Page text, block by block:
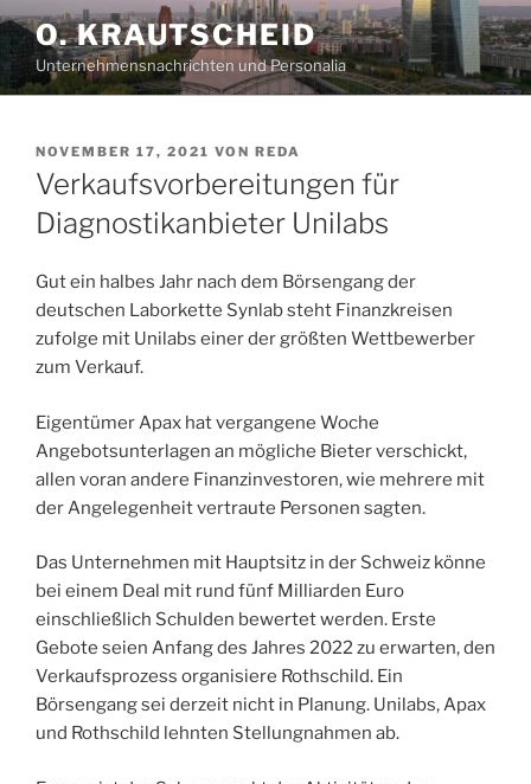
Zum
Inhalt
springen
O. KRAUTSCHEID
Unternehmensnachrichten und Personalia
VERÖFFENTLICHT
AM
NOVEMBER 17, 2021 VON REDA
Verkaufsvorbereitungen für
Diagnostikanbieter Unilabs
Gut ein halbes Jahr nach dem Börsengang der
deutschen Laborkette Synlab steht Finanzkreisen
zufolge mit Unilabs einer der größten Wettbewerber
zum Verkauf.
Eigentümer Apax hat vergangene Woche
Angebotsunterlagen an mögliche Bieter verschickt,
allen voran andere Finanzinvestoren, wie mehrere mit
der Angelegenheit vertraute Personen sagten.
Das Unternehmen mit Hauptsitz in der Schweiz könne
bei einem Deal mit rund fünf Milliarden Euro
einschließlich Schulden bewertet werden. Erste
Gebote seien Anfang des Jahres 2022 zu erwarten, den
Verkaufsprozess organisiere Rothschild. Ein
Börsengang sei derzeit nicht in Planung. Unilabs, Apax
und Rothschild lehnten Stellungnahmen ab.